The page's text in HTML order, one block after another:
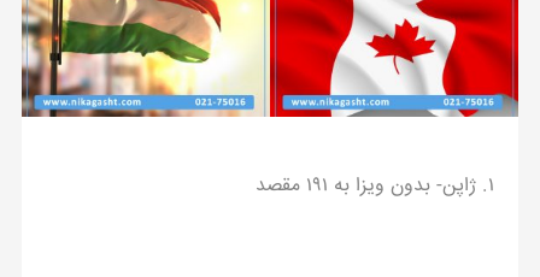
۱. ژاپن- بدون ویزا به ۱۹۱ مقصد